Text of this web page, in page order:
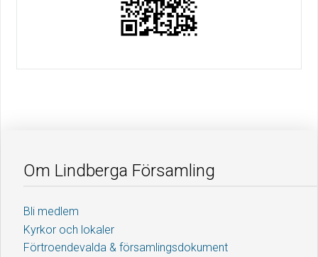
Om Lindberga Församling
Bli medlem
Kyrkor och lokaler
Förtroendevalda & församlingsdokument